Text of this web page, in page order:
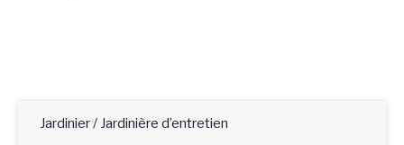
Jardinier / Jardinière d’entretien